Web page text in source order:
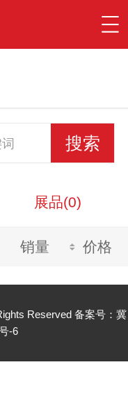
展品(0)
销量 价格
Reserved 备案号： 冀
-6